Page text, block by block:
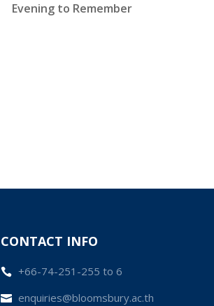
Evening to Remember
CONTACT INFO
 +66-74-251-255 to 6
 enquiries@bloomsbury.ac.th